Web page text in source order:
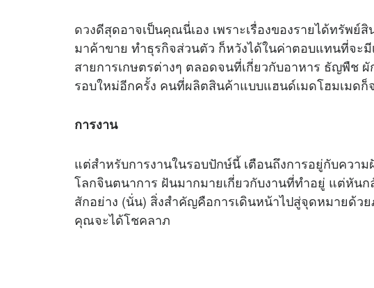
ดวงดีสุดอาจเป็นคุณนี่เอง เพราะเรื่องของรายได้ทรัพย์
มาค้าขาย ทำธุรกิจส่วนตัว ก็หวังได้ในค่าตอบแทนที่จะ
สายการเกษตรต่างๆ ตลอดจนที่เกี่ยวกับอาหาร ธัญพืช
รอบใหม่อีกครั้ง คนที่ผลิตสินค้าแบบแฮนด์เมดโฮมเมดก็
การงาน
แต่สำหรับการงานในรอบปักษ์นี้ เตือนถึงการอยู่กับควา
โลกจินตนาการ ฝันมากมายเกี่ยวกับงานที่ทำอยู่ แต่หันก
สักอย่าง (นั่น) สิ่งสำคัญคือการเดินหน้าไปสู่จุดหมายด้ว
คุณจะได้โชคลาภ